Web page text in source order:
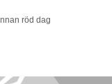
röd dag